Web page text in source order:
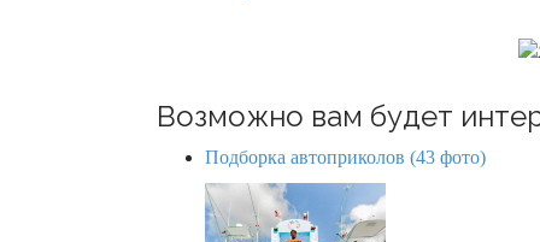
o
Возможно вам будет
Подборка автоприколов (43 фото)